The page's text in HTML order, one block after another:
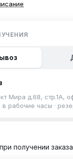
Мира д.68, стр.1А,
в рабочие часы ·
получении заказа